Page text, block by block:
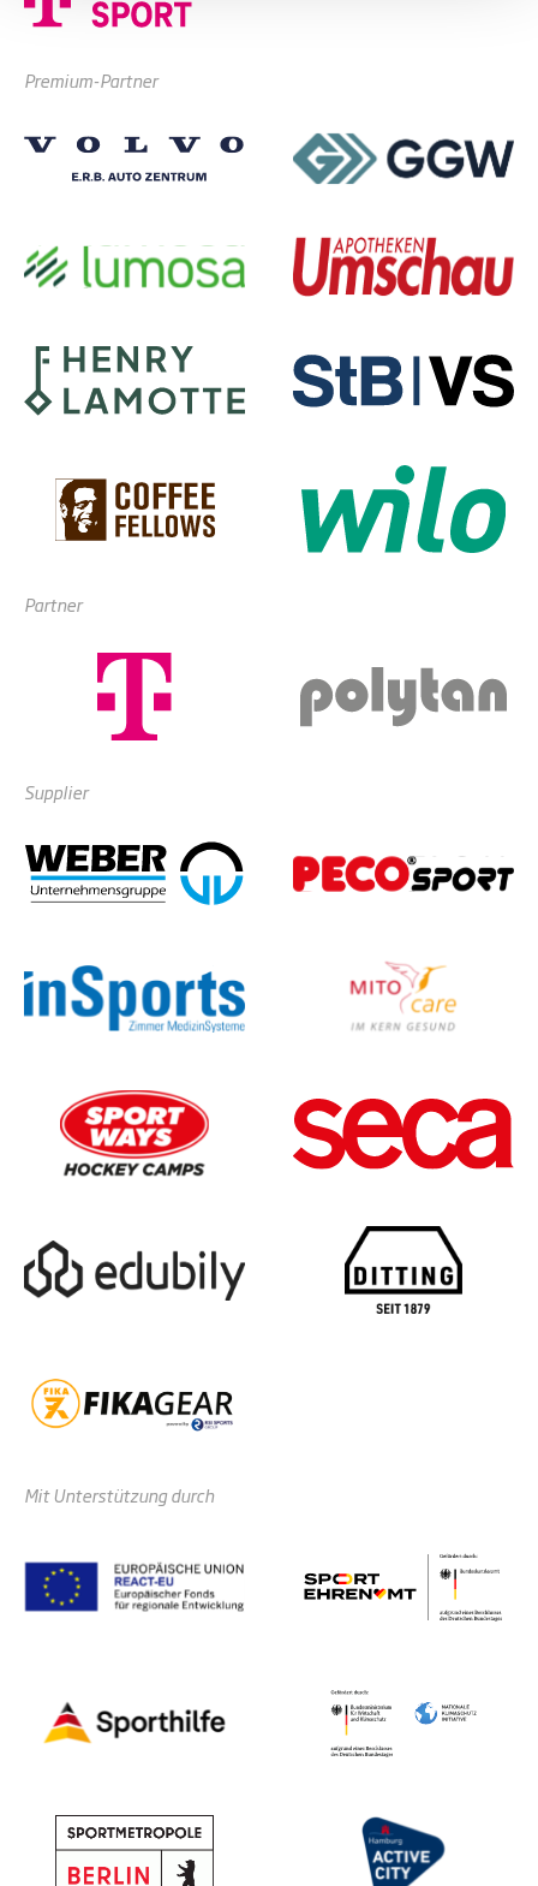
Premium-Partner
Partner
Supplier
Mit Unterstützung durch